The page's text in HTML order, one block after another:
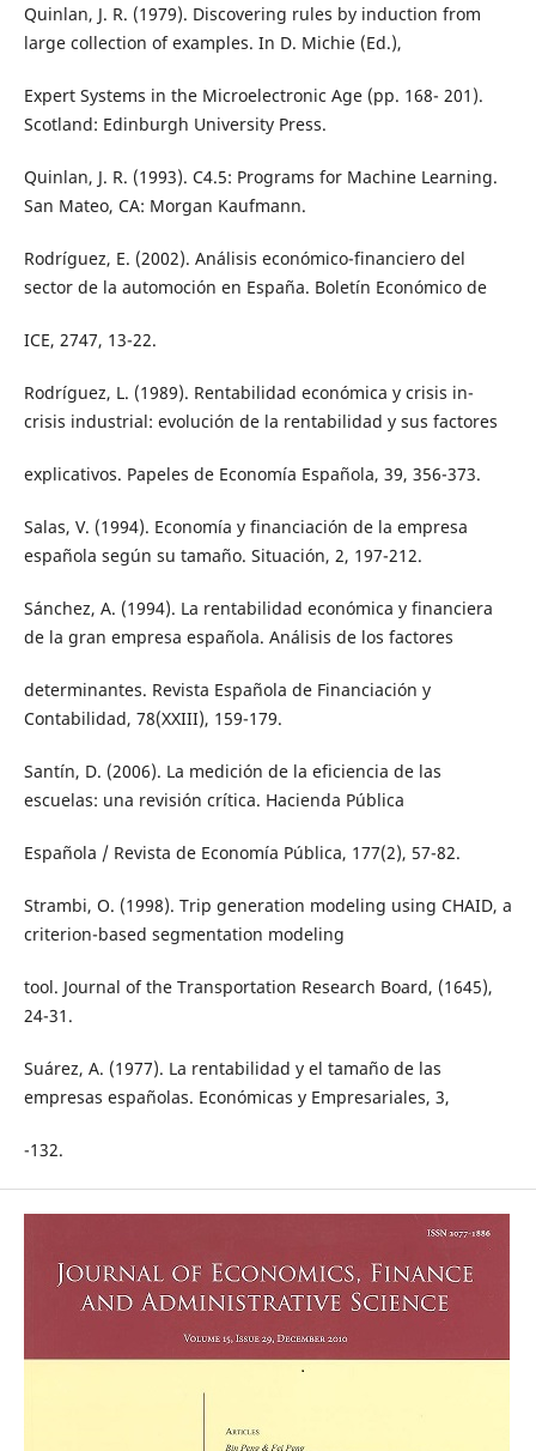
Quinlan, J. R. (1979). Discovering rules by induction from
large collection of examples. In D. Michie (Ed.),
Expert Systems in the Microelectronic Age (pp. 168- 201).
Scotland: Edinburgh University Press.
Quinlan, J. R. (1993). C4.5: Programs for Machine Learning.
San Mateo, CA: Morgan Kaufmann.
Rodríguez, E. (2002). Análisis económico-financiero del
sector de la automoción en España. Boletín Económico de
ICE, 2747, 13-22.
Rodríguez, L. (1989). Rentabilidad económica y crisis in-
crisis industrial: evolución de la rentabilidad y sus factores
explicativos. Papeles de Economía Española, 39, 356-373.
Salas, V. (1994). Economía y financiación de la empresa
española según su tamaño. Situación, 2, 197-212.
Sánchez, A. (1994). La rentabilidad económica y financiera
de la gran empresa española. Análisis de los factores
determinantes. Revista Española de Financiación y
Contabilidad, 78(XXIII), 159-179.
Santín, D. (2006). La medición de la eficiencia de las
escuelas: una revisión crítica. Hacienda Pública
Española / Revista de Economía Pública, 177(2), 57-82.
Strambi, O. (1998). Trip generation modeling using CHAID, a
criterion-based segmentation modeling
tool. Journal of the Transportation Research Board, (1645),
24-31.
Suárez, A. (1977). La rentabilidad y el tamaño de las
empresas españolas. Económicas y Empresariales, 3,
-132.